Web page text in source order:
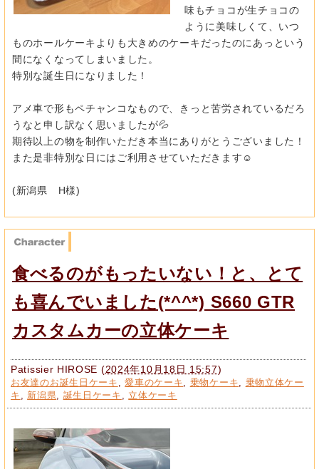
味もチョコが生チョコの
ように美味しくて、 いつ
ものホールケーキよりも大きめのケーキだったのにあっという
間になくなってしまいました。
特別な誕生日になりました！
アメ車で形もペチャンコなもので、
きっと苦労されているだろ
うなと申し訳なく思いましたが💦
期待以上の物を制作いただき本当にありがとうございました！
また是非特別な日にはご利用させていただきます☺
(新潟県 H様)
食べるのがもったいない！と、とて
も喜んでいました(*^^*) S660 GTR
カスタムカーの立体ケーキ
Patissier HIROSE (2024年10月18日 15:57)
お友達のお誕生日ケーキ ,愛車のケーキ 乗物ケーキ
乗物立体ケー
キ
新潟県 誕生日ケーキ 立体ケーキ